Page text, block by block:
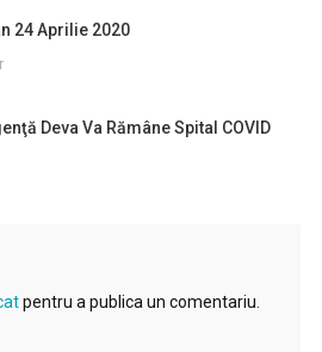
24 Aprilie 2020
Deva Va Rămâne Spital COVID
pentru a publica un comentariu.